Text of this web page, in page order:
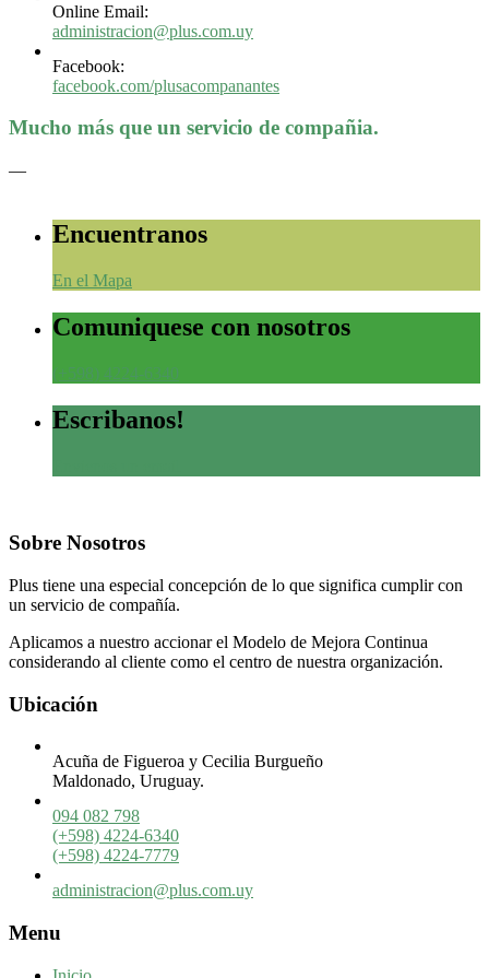
Online Email:
administracion@plus.com.uy
Facebook:
facebook.com/plusacompanantes
Mucho más que un servicio de compañia.
—
Encuentranos
En el Mapa
Comuniquese con nosotros
(+598) 4224-6340
Escribanos!
Sobre Nosotros
Plus tiene una especial concepción de lo que significa cumplir con
un servicio de compañía.
Aplicamos a nuestro accionar el Modelo de Mejora Continua
considerando al cliente como el centro de nuestra organización.
Ubicación
Acuña de Figueroa y Cecilia Burgueño
Maldonado, Uruguay.
094 082 798
(+598) 4224-6340
(+598) 4224-7779
administracion@plus.com.uy
Menu